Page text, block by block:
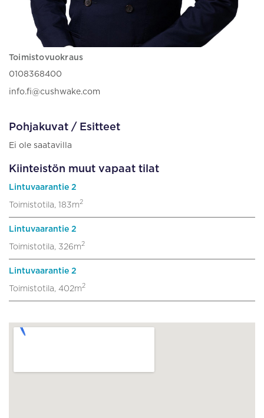
Toimistovuokraus
0108368400
info.fi@cushwake.com
Pohjakuvat / Esitteet
Ei ole saatavilla
Kiinteistön muut vapaat tilat
Lintuvaarantie 2
Toimistotila, 183m2
Lintuvaarantie 2
Toimistotila, 326m2
Lintuvaarantie 2
Toimistotila, 402m2